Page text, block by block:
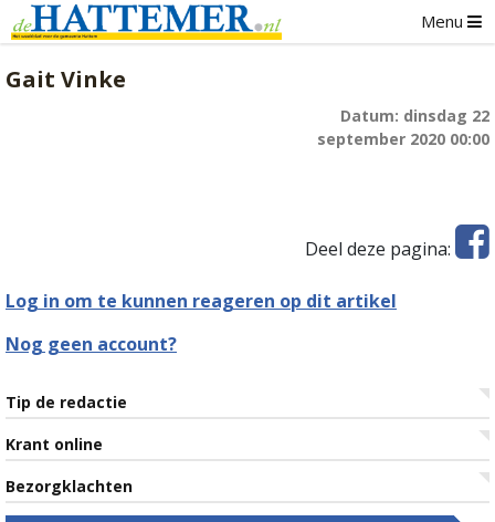
Menu
Gait Vinke
Datum: dinsdag 22
september 2020 00:00
Deel deze pagina:
Log in om te kunnen reageren op dit artikel
Nog geen account?
Tip de redactie
Krant online
Bezorgklachten